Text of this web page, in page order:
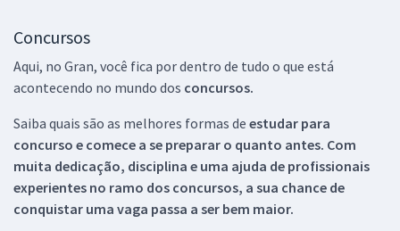
Concursos
Aqui, no Gran, você fica por dentro de tudo o que está
acontecendo no mundo dos concursos.
Saiba quais são as melhores formas de estudar para
concurso e comece a se preparar o quanto antes. Com
muita dedicação, disciplina e uma ajuda de profissionais
experientes no ramo dos concursos, a sua chance de
conquistar uma vaga passa a ser bem maior.